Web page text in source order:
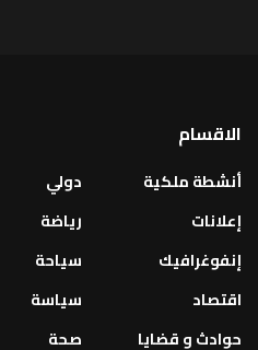
الاقسام
أنشطة ملكية
إعلانات
إنفوغرافيك
اقتصاد
حوادث و قضايا
دولي
رياضة
سياحة
سياسة
صحة